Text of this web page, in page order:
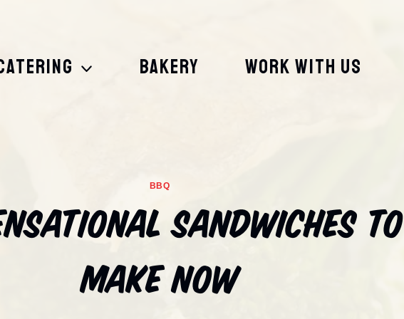
BAKERY WORK WITH US
BBQ
Sandwiches To
Make Now